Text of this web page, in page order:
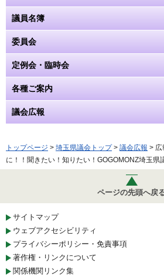
議員名簿
委員会
定例会・臨時会
各種ご案内
議会広報
トップページ > 埼玉県議会トップ> 議会広報 > 広
に！！聞きたい！知りたい！GOGOMONZ埼玉県
ページの先頭へ戻
サイトマップ
ウェブアクセシビリティ
プライバシーポリシー・免責事項
著作権・リンクについて
関係機関リンク集